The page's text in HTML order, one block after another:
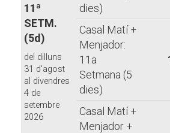
11ª
SETM.
(5d)
del dilluns
31 d'agost
al divendres
4 de
setembre
2026
dies)
Casal Matí +
Menjador:
11a
Setmana (5
dies)
Casal Matí +
Menjador +